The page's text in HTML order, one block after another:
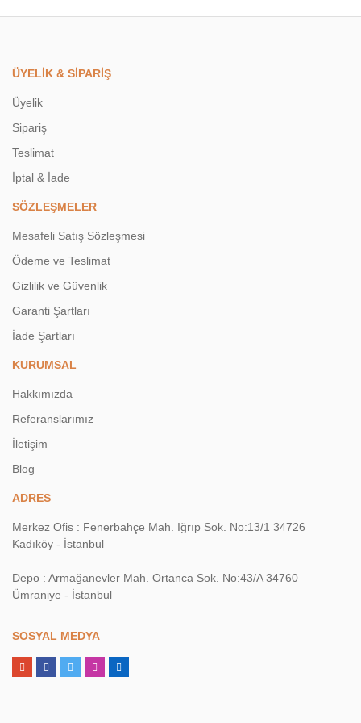
ÜYELİK & SİPARİŞ
Üyelik
Sipariş
Teslimat
İptal & İade
SÖZLEŞMELER
Mesafeli Satış Sözleşmesi
Ödeme ve Teslimat
Gizlilik ve Güvenlik
Garanti Şartları
İade Şartları
KURUMSAL
Hakkımızda
Referanslarımız
İletişim
Blog
ADRES
Merkez Ofis : Fenerbahçe Mah. Iğrıp Sok. No:13/1 34726
Kadıköy - İstanbul
Depo : Armağanevler Mah. Ortanca Sok. No:43/A 34760
Ümraniye - İstanbul
SOSYAL MEDYA